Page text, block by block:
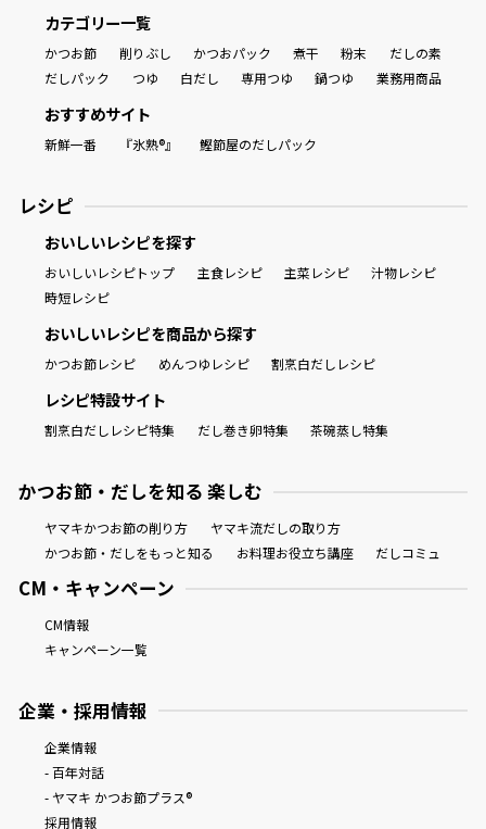
カテゴリー一覧
かつお節 削りぶし かつおパック 煮干 粉末
だしの素
だしパック
つゆ 白だし 専用つゆ 鍋つゆ 業務用商品
おすすめサイト
新鮮一番 『氷熟®』 鰹節屋のだしパック
レシピ
おいしいレシピを探す
おいしいレシピトップ 主食レシピ 主菜レシピ
汁物レシピ
時短レシピ
おいしいレシピを商品から探す
かつお節レシピ めんつゆレシピ 割烹白だしレシピ
レシピ特設サイト
割烹白だしレシピ特集 だし巻き卵特集 茶碗蒸し特集
かつお節・だしを知る 楽しむ
ヤマキかつお節の削り方
ヤマキ流だしの取り方
かつお節・だしをもっと知る
お料理お役立ち講座 だしコミュ
CM・キャンペーン
CM情報
キャンペーン一覧
企業・採用情報
企業情報
- 百年対話
- ヤマキ かつお節プラス®
採用情報